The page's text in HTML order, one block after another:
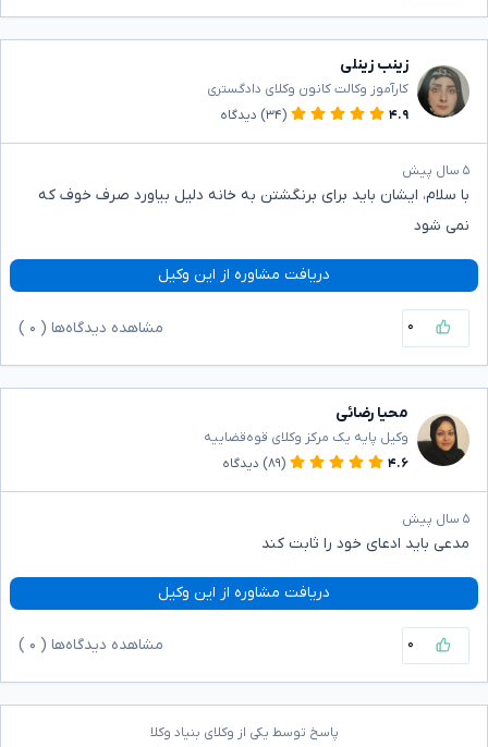
زینب زینلی
کارآموز وکالت کانون وکلای دادگستری
۴.۹
(۳۴) دیدگاه
۵ سال پیش
با سلام، ایشان باید برای برنگشتن به خانه دلیل بیاورد صرف خوف که
نمی شود
دریافت مشاوره از این وکیل
۰ مشاهده دیدگاه‌ها ( ۰
محیا رضائی
وکیل پایه یک مرکز وکلای قوه‌قضاییه
۴.۶
(۸۹) دیدگاه
۵ سال پیش
مدعی باید ادعای خود را ثابت کند
دریافت مشاوره از این وکیل
۰ مشاهده دیدگاه‌ها ( ۰
پاسخ توسط یکی از وکلای بنیاد وکلا